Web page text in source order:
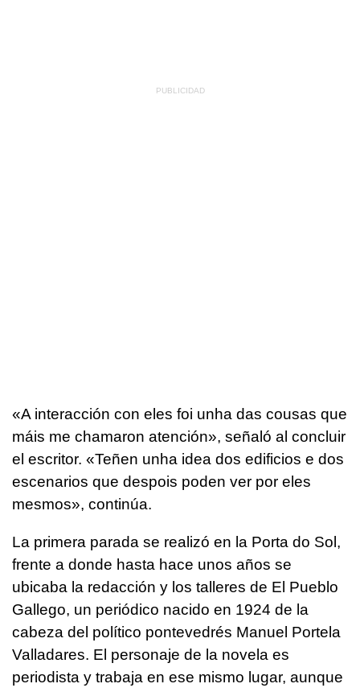
«A interacción con eles foi unha das cousas que
máis me chamaron atención», señaló al concluir
el escritor. «Teñen unha idea dos edificios e dos
escenarios que despois poden ver por eles
mesmos», continúa.
La primera parada se realizó en la Porta do Sol,
frente a donde hasta hace unos años se
ubicaba la redacción y los talleres de El Pueblo
Gallego, un periódico nacido en 1924 de la
cabeza del político pontevedrés Manuel Portela
Valladares. El personaje de la novela es
periodista y trabaja en ese mismo lugar, aunque